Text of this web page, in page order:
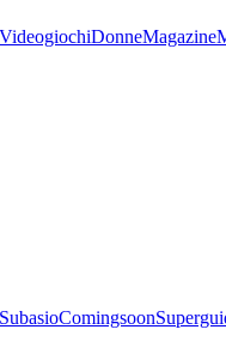
VideogiochiDonneMagazine
Comingsoon